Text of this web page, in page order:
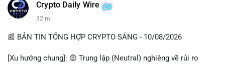
các quỹ phòng hộ sang vị thế Long là tín hiệu tích cực ngầm,
nhưng biến động ngắn hạn vẫn cao.
• Khuyến nghị: Cẩn trọng với các lệnh Long/Short khi Bitcoin
chưa thoát khỏi vùng giá hiện tại. Theo dõi sát các tin tức về
📰 Nguồn: CoinDesk
Crypto Daily Wire
32 m
📰 BẢN TIN TỔNG HỢP CRYPTO SÁNG - 10/08/2026
[Xu hướng chung]: 🟡 Trung lập (Neutral) nghiêng về rủi ro